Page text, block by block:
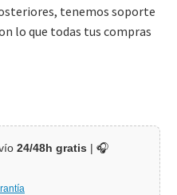
tenemos soporte
lo que todas tus compras
24/48h gratis | 🎧